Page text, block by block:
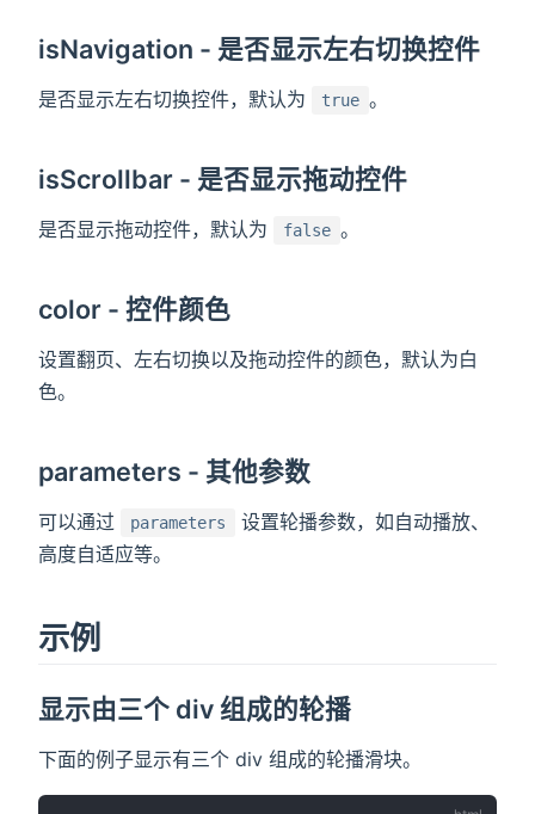
isNavigation - 是否显示左右切换控件
是否显示左右切换控件，默认为 true 。
isScrollbar - 是否显示拖动控件
是否显示拖动控件，默认为 false 。
color - 控件颜色
设置翻页、左右切换以及拖动控件的颜色，默认为白
色。
parameters - 其他参数
可以通过 parameters
设置轮播参数，如自动播放、
高度自适应等。
示例
显示由三个 div 组成的轮播
下面的例子显示有三个 div 组成的轮播滑块。